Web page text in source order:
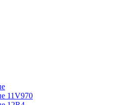
11V970